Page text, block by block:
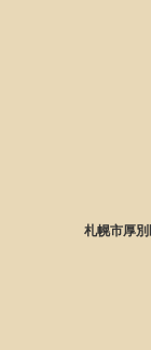
札幌市厚